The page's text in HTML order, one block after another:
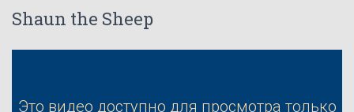
Shaun the Sheep
Это видео доступно для просмотра только